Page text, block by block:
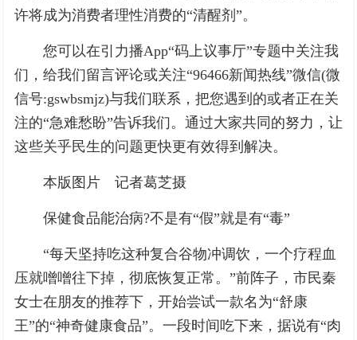
许将成为消费者理性消费的“清醒剂”。
您可以在引力播App“码上议事厅”专题中关注我
们，给我们留言评论或关注“96466新闻热线”微信(微
信号:gswbsmjz)与我们联系，把您遇到的或者正在关
注的“急难愁盼”告诉我们。通过大家共同的努力，让
这些关乎民生的问题更快更有效得到解决。
本版图片 记者葛芝摄
保健食品能治病?不是有“假”就是有“毒”
“每天坚持吃这种复合谷物冲调饮，一个疗程血
压就噌噌往下掉，彻底恢复正常。”前阵子，市民秦
女士在朋友的推荐下，开始尝试一款名为“舒康
王”的“神奇健康食品”。一段时间吃下来，据说有“肉